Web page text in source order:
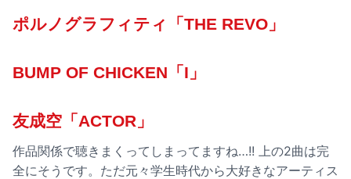
ポルノグラフィティ「THE REVO」
BUMP OF CHICKEN「I」
友成空「ACTOR」
作品関係で聴きまくってしまってますね…!! 上の2曲は完
全にそうです。ただ元々学生時代から大好きなアーティス